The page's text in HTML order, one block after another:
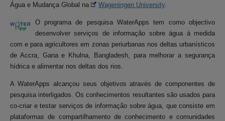
Água e Mudança Global na
Wageningen University.
O programa de pesquisa WaterApps tem como objectivo
desenvolver serviços de informação sobre água à medida
com e para agricultores em zonas periurbanas nos deltas urbanísticos
de Accra, Gana e Khulna, Bangladesh, para melhorar a segurança
hídrica e alimentar nos deltas dos rios.
A WaterApps alcançou seus objetivos através de componentes de
pesquisa interligados. Os conhecimentos resultantes são usados para
co-criar e testar serviços de informação sobre água, que consiste em
plataformas de compartilhamento de conhecimento e comunidades